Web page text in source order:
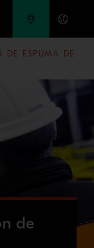
ESPUMA DE
de